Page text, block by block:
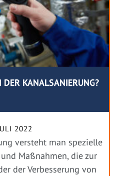
KANALSANIERUNG?
2022
versteht man spezielle
Maßnahmen, die zur
der Verbesserung von